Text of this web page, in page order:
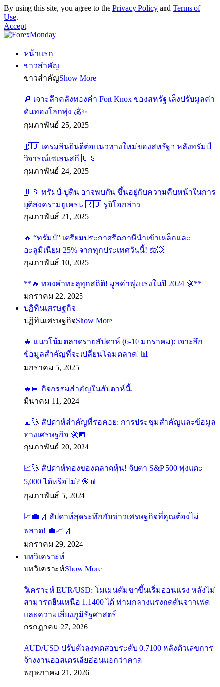
By using this site, you agree to the Privacy Policy and Terms of
Use.
Accept
หน้าแรก
ข่าวสำคัญ
ข่าวสำคัญShow More
🔎 เจาะลึกคลังทองคำ Fort Knox ของสหรัฐ เล็งปรับมูลค่า
ดันทองโลกพุ่ง 💰✨
กุมภาพันธ์ 25, 2025
🇷🇺 เครมลินยินดีต่อแนวทางใหม่ของสหรัฐฯ หลังทรัมป์
วิจารณ์เซเลนสกี 🇺🇸
กุมภาพันธ์ 24, 2025
🇺🇸 ทรัมป์-ปูติน อาจพบกัน ขึ้นอยู่กับความคืบหน้าในการ
ยุติสงครามยูเครน 🇷🇺 รูบิโอกล่าว
กุมภาพันธ์ 21, 2025
🔥 “ทรัมป์” เตรียมประกาศรีดภาษีนำเข้าเหล็กและ
อะลูมิเนียม 25% จากทุกประเทศวันนี้! ⚖️💥
กุมภาพันธ์ 10, 2025
**🔥 ทองคำทะลุทุกสถิติ! มูลค่าพุ่งแรงในปี 2024 🚀**
มกราคม 22, 2025
ปฏิทินเศรษฐกิจ
ปฏิทินเศรษฐกิจShow More
🔥 แนวโน้มตลาดรายสัปดาห์ (6-10 มกราคม): เจาะลึก
ข้อมูลสำคัญที่จะเปลี่ยนโฉมตลาด! 📊
มกราคม 5, 2025
🔥📅 กิจกรรมสำคัญในสัปดาห์นี้:
มีนาคม 11, 2024
📅🚀 สัปดาห์สำคัญที่รอคอย: การประชุมสำคัญและข้อมูล
ทางเศรษฐกิจ 🚀📅
กุมภาพันธ์ 20, 2024
📈🚀 สัปดาห์ทองของตลาดหุ้น! จับตา S&P 500 พุ่งแตะ
5,000 ได้หรือไม่? 🎯📊
กุมภาพันธ์ 5, 2024
📈💼🎢 สัปดาห์สุดระทึกกับข่าวเศรษฐกิจที่คุณต้องไม่
พลาด! 💼📈🎢
มกราคม 29, 2024
บทวิเคราะห์
บทวิเคราะห์Show More
วิเคราะห์ EUR/USD: โมเมนตัมขาขึ้นเริ่มอ่อนแรง หลังไม่
สามารถยืนเหนือ 1.1400 ได้ ท่ามกลางแรงกดดันจากเฟด
และความเสี่ยงภูมิรัฐศาสตร์
กรกฎาคม 27, 2026
AUD/USD ปรับตัวลงทดสอบระดับ 0.7100 หลังตัวเลขการ
จ้างงานออสเตรเลียอ่อนแอกว่าคาด
พฤษภาคม 21, 2026